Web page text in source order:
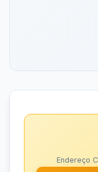
Endereço